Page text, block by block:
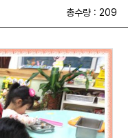
총수량 : 209